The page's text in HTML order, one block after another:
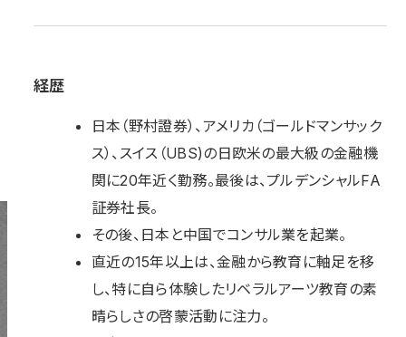
経歴
日本（野村證券）、アメリカ（ゴールドマンサック
ス）、スイス（UBS)の日欧米の最大級の金融機
関に20年近く勤務。最後は、プルデンシャルFA
証券社長。
その後、日本と中国でコンサル業を起業。
直近の15年以上は、金融から教育に軸足を移
し、特に自ら体験したリベラルアーツ教育の素
晴らしさの啓蒙活動に注力。